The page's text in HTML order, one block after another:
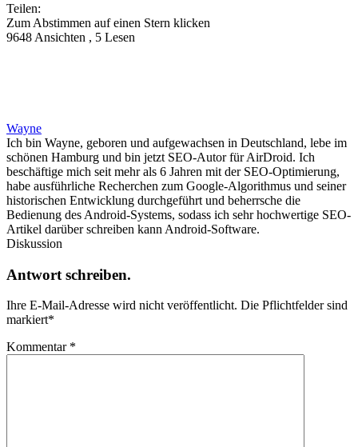
Teilen:
Zum Abstimmen auf einen Stern klicken
9648 Ansichten , 5 Lesen
Wayne
Ich bin Wayne, geboren und aufgewachsen in Deutschland, lebe im
schönen Hamburg und bin jetzt SEO-Autor für AirDroid. Ich
beschäftige mich seit mehr als 6 Jahren mit der SEO-Optimierung,
habe ausführliche Recherchen zum Google-Algorithmus und seiner
historischen Entwicklung durchgeführt und beherrsche die
Bedienung des Android-Systems, sodass ich sehr hochwertige SEO-
Artikel darüber schreiben kann Android-Software.
Diskussion
Antwort schreiben.
Ihre E-Mail-Adresse wird nicht veröffentlicht. Die Pflichtfelder sind
markiert*
Kommentar *